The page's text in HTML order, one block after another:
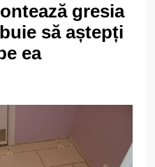
gresia
să aștepți
ea